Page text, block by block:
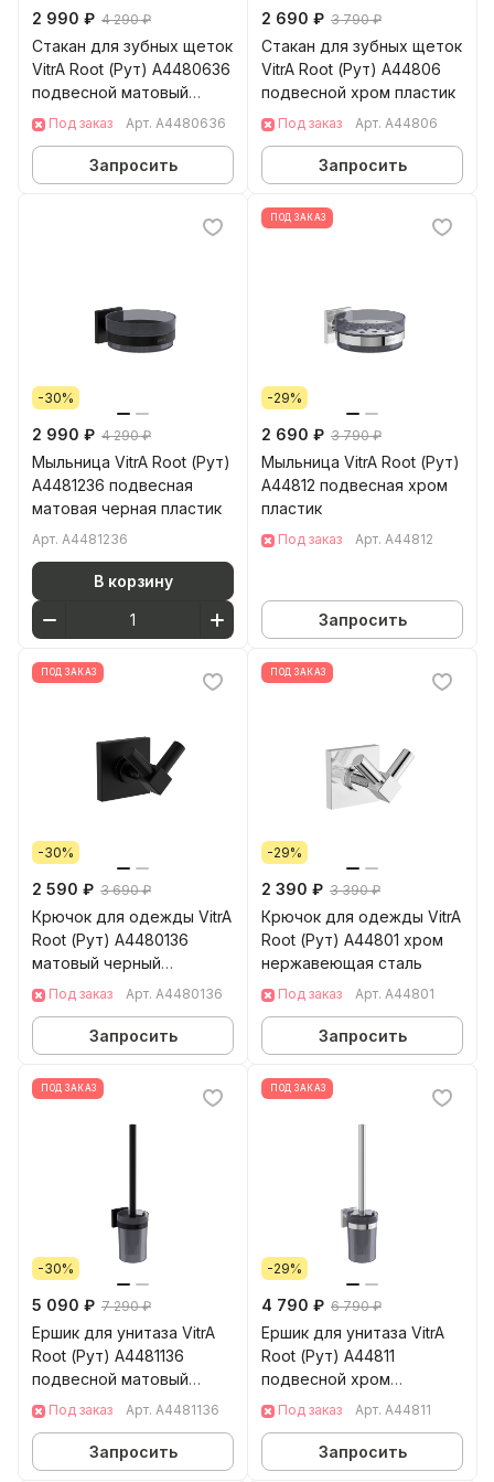
2 990 ₽ 4 290 ₽
Стакан для зубных щеток
VitrA Root (Рут) A4480636
подвесной матовый
черный пластик
Под заказ Арт. A4480636
Запросить
2 690 ₽ 3 790 ₽
Стакан для зубных щеток
VitrA Root (Рут) A44806
подвесной хром пластик
Под заказ Арт. A44806
Запросить
-30%
2 990 ₽ 4 290 ₽
Мыльница VitrA Root (Рут)
A4481236 подвесная
матовая черная пластик
Арт. A4481236
В корзину
ПОД ЗАКАЗ
-29%
2 690 ₽ 3 790 ₽
Мыльница VitrA Root (Рут)
A44812 подвесная хром
пластик
Под заказ Арт. A44812
Запросить
ПОД ЗАКАЗ
-30%
2 590 ₽ 3 690 ₽
Крючок для одежды VitrA
Root (Рут) A4480136
матовый черный
нержавеющая сталь
Под заказ Арт. A4480136
Запросить
ПОД ЗАКАЗ
-29%
2 390 ₽ 3 390 ₽
Крючок для одежды VitrA
Root (Рут) A44801 хром
нержавеющая сталь
Под заказ Арт. A44801
Запросить
ПОД ЗАКАЗ
-30%
5 090 ₽ 7 290 ₽
Ершик для унитаза VitrA
Root (Рут) A4481136
подвесной матовый
черный нержавеющая
Под заказ Арт. A4481136
Запросить
ПОД ЗАКАЗ
-29%
4 790 ₽ 6 790 ₽
Ершик для унитаза VitrA
Root (Рут) A44811
подвесной хром
нержавеющая сталь
Под заказ Арт. A44811
Запросить